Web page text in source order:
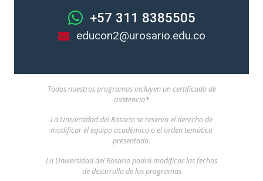
+57 311 8385505
educon2@urosario.edu.co
Todos nuestros programas incluyen un certificado de
asistencia*
La Universidad del Rosario se reserva el derecho de
modificar el equipo académico o el orden temático
presentado.
La Universidad del Rosario podrá modificar las fechas
de desarrollo de los programas